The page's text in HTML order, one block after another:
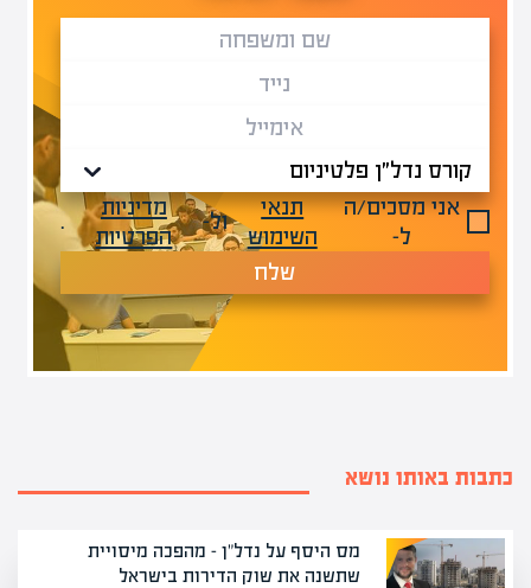
אני מסכים/ה
ל-
תנאי
השימוש
ול-
מדיניות
הפרטיות
.
שלח
כתבות באותו נושא
מס היסף על נדל"ן – מהפכה מיסויית
שתשנה את שוק הדירות בישראל